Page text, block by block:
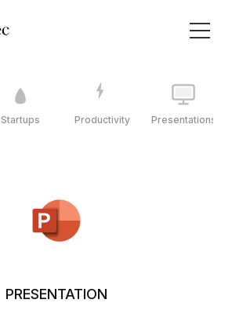
Startups Productivity Presentations
PRESENTATION